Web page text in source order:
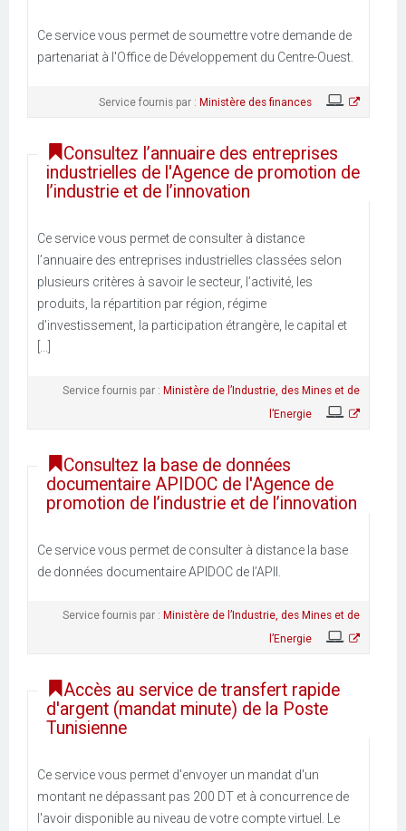
Ce service vous permet de soumettre votre demande de
partenariat à l'Office de Développement du Centre-Ouest.
Service fournis par : Ministère des finances
Consultez l’annuaire des entreprises
industrielles de l'Agence de promotion de
l’industrie et de l’innovation
Ce service vous permet de consulter à distance
l’annuaire des entreprises industrielles classées selon
plusieurs critères à savoir le secteur, l’activité, les
produits, la répartition par région, régime
d’investissement, la participation étrangère, le capital et
Service fournis par : Ministère de l’Industrie, des Mines et de
l’Energie
Consultez la base de données
documentaire APIDOC de l'Agence de
promotion de l’industrie et de l’innovation
Ce service vous permet de consulter à distance la base
de données documentaire APIDOC de l’APII.
Service fournis par : Ministère de l’Industrie, des Mines et de
l’Energie
Accès au service de transfert rapide
d'argent (mandat minute) de la Poste
Tunisienne
Ce service vous permet d'envoyer un mandat d'un
montant ne dépassant pas 200 DT et à concurrence de
l'avoir disponible au niveau de votre compte virtuel. Le